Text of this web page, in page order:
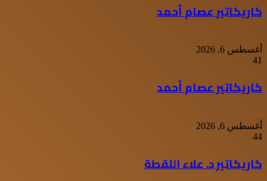
كاريكاتير عصام أحمد
أغسطس 6, 2026
41
كاريكاتير عصام أحمد
أغسطس 6, 2026
44
كاريكاتير د. علاء اللقطة